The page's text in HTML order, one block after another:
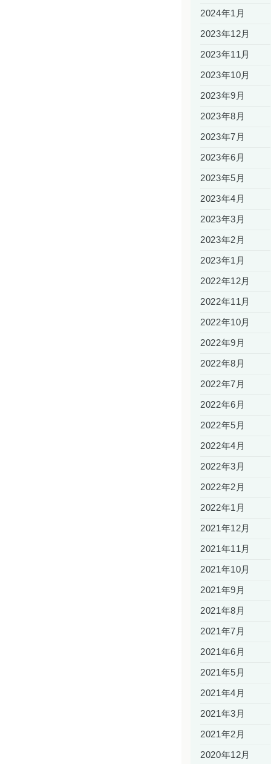
2024年1月
2023年12月
2023年11月
2023年10月
2023年9月
2023年8月
2023年7月
2023年6月
2023年5月
2023年4月
2023年3月
2023年2月
2023年1月
2022年12月
2022年11月
2022年10月
2022年9月
2022年8月
2022年7月
2022年6月
2022年5月
2022年4月
2022年3月
2022年2月
2022年1月
2021年12月
2021年11月
2021年10月
2021年9月
2021年8月
2021年7月
2021年6月
2021年5月
2021年4月
2021年3月
2021年2月
2020年12月